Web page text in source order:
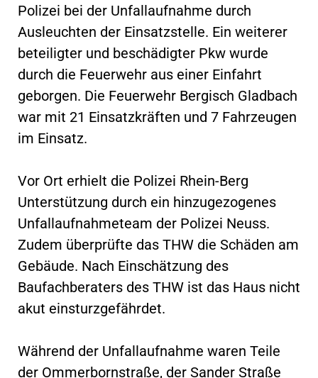
Polizei bei der Unfallaufnahme durch
Ausleuchten der Einsatzstelle. Ein weiterer
beteiligter und beschädigter Pkw wurde
durch die Feuerwehr aus einer Einfahrt
geborgen. Die Feuerwehr Bergisch Gladbach
war mit 21 Einsatzkräften und 7 Fahrzeugen
im Einsatz.
Vor Ort erhielt die Polizei Rhein-Berg
Unterstützung durch ein hinzugezogenes
Unfallaufnahmeteam der Polizei Neuss.
Zudem überprüfte das THW die Schäden am
Gebäude. Nach Einschätzung des
Baufachberaters des THW ist das Haus nicht
akut einsturzgefährdet.
Während der Unfallaufnahme waren Teile
der Ommerbornstraße, der Sander Straße